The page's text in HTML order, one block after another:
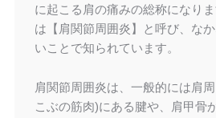
に起こる肩の痛みの総称になり
は【肩関節周囲炎】と呼び、な
いことで知られています。
肩関節周囲炎は、一般的には肩
こぶの筋肉)にある腱や、肩甲骨